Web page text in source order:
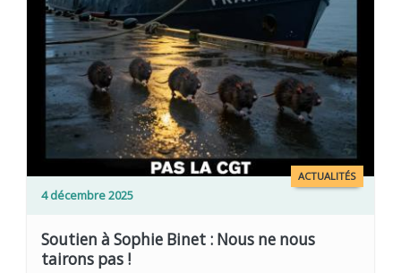
ACTUALITÉS
4 décembre 2025
Soutien à Sophie Binet : Nous ne nous
tairons pas !